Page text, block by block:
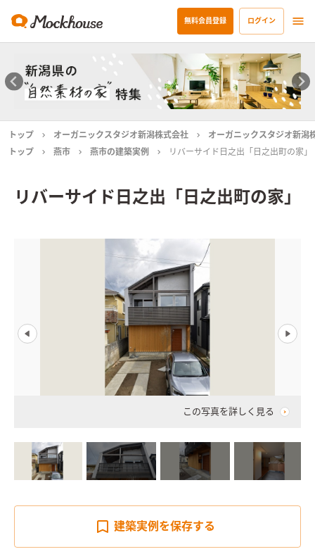
無料会員登録 ログイン
トップ オーガニックスタジオ新潟株式会社
オーガニックスタジオ新潟
トップ
燕市 燕市の建築実例 リバーサイド日之出「日之出町の家」
リバーサイド日之出「日之出町の家」
この写真を詳しく見る
建築実例を保存する